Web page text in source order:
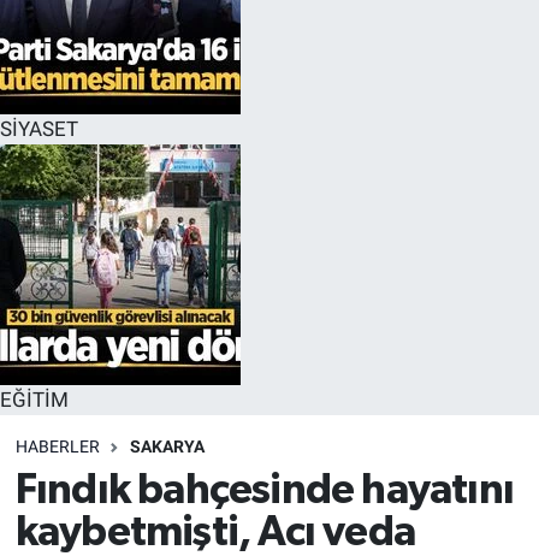
SİYASET
EĞİTİM
HABERLER SAKARYA
Fındık bahçesinde hayatını
kaybetmişti, Acı veda
EĞİTİM
ÖZEL HABER
HALK54 PANORAMA